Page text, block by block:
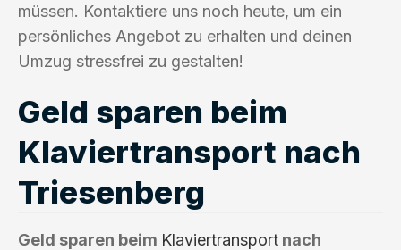
müssen. Kontaktiere uns noch heute, um ein
persönliches Angebot zu erhalten und deinen
Umzug stressfrei zu gestalten!
Geld sparen beim
Klaviertransport nach
Triesenberg
Geld sparen beim Klaviertransport nach